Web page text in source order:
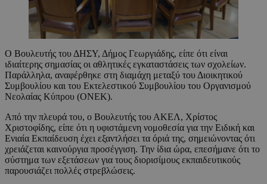
Ο Βουλευτής του ΔΗΣΥ, Δήμος Γεωργιάδης, είπε ότι είναι
ιδιαίτερης σημασίας οι αθλητικές εγκαταστάσεις των σχολείων.
Παράλληλα, αναφέρθηκε στη διαμάχη μεταξύ του Διοικητικού
Συμβουλίου και του Εκτελεστικού Συμβουλίου του Οργανισμού
Νεολαίας Κύπρου (ΟΝΕΚ).
Από την πλευρά του, ο Βουλευτής του ΑΚΕΛ, Χρίστος
Χριστοφίδης, είπε ότι η υφιστάμενη νομοθεσία για την Ειδική και
Ενιαία Εκπαίδευση έχει εξαντλήσει τα όριά της, σημειώνοντας ότι
χρειάζεται καινούργια προσέγγιση. Την ίδια ώρα, επεσήμανε ότι το
σύστημα των εξετάσεων για τους διορισίμους εκπαιδευτικούς
παρουσιάζει πολλές στρεβλώσεις.